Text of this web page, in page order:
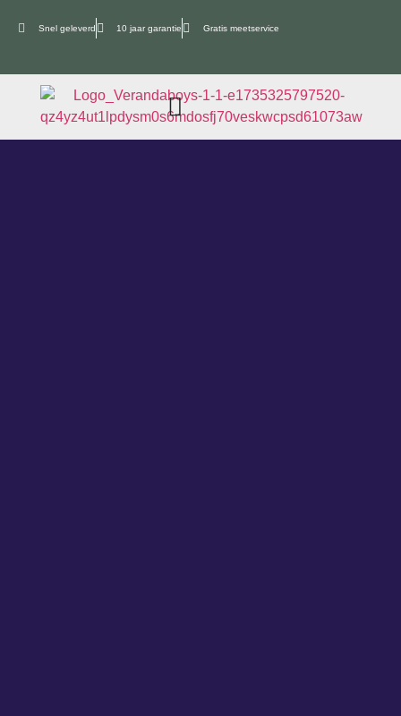
Snel geleverd 10 jaar garantie Gratis meetservice